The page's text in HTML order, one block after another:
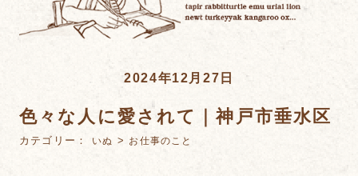
2024年12月27日
色々な人に愛されて｜神戸市垂水区
カテゴリー： いぬ > お仕事のこと